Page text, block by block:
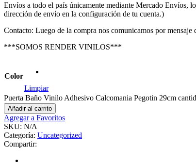
Envíos a todo el país únicamente mediante Mercado Envíos,
dirección de envío en la configuración de tu cuenta.)
Contacto: Luego de la compra nos comunicamos por
***SOMOS RENDER VINILOS***
Color
Limpiar
Puerta Baño Vinilo Adhesivo Calcomania Pegotin 29cm
Añadir al carrito
Agregar a Favoritos
SKU: N/A
Categoría: Uncategorized
Compartir: